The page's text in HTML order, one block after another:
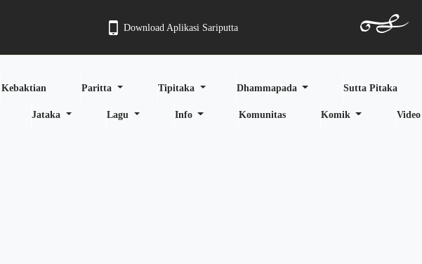
Download Aplikasi Sariputta
Kebaktian Paritta Tipitaka Dhammapada Sutta Pitaka
Jataka Lagu Info Komunitas Komik Video